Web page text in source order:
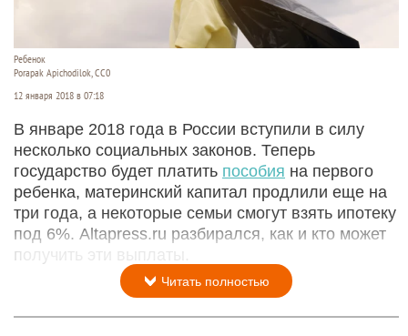
Ребенок
Porapak Apichodilok, СС0
12 января 2018 в 07:18
В январе 2018 года в России вступили в силу
несколько социальных законов. Теперь
государство будет платить пособия на первого
ребенка, материнский капитал продлили еще на
три года, а некоторые семьи смогут взять ипотеку
под 6%. Altapress.ru разбирался, как и кто может
получить эти выплаты.
Читать полностью